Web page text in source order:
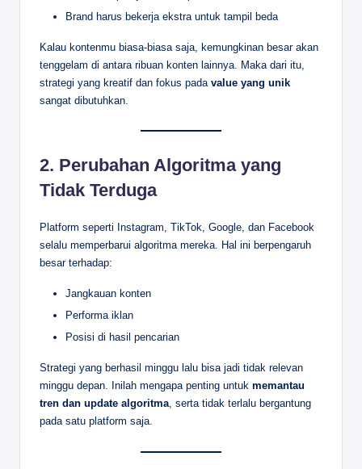
Brand harus bekerja ekstra untuk tampil beda
Kalau kontenmu biasa-biasa saja, kemungkinan besar akan
tenggelam di antara ribuan konten lainnya. Maka dari itu,
strategi yang kreatif dan fokus pada value yang unik
sangat dibutuhkan.
2. Perubahan Algoritma yang
Tidak Terduga
Platform seperti Instagram, TikTok, Google, dan Facebook
selalu memperbarui algoritma mereka. Hal ini berpengaruh
besar terhadap:
Jangkauan konten
Performa iklan
Posisi di hasil pencarian
Strategi yang berhasil minggu lalu bisa jadi tidak relevan
minggu depan. Inilah mengapa penting untuk memantau
tren dan update algoritma, serta tidak terlalu bergantung
pada satu platform saja.